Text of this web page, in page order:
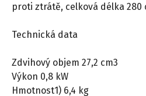
proti ztrátě, celková délka 280
Technická data
Zdvihový objem 27,2 cm3
Výkon 0,8 kW
Hmotnost1) 6,4 kg